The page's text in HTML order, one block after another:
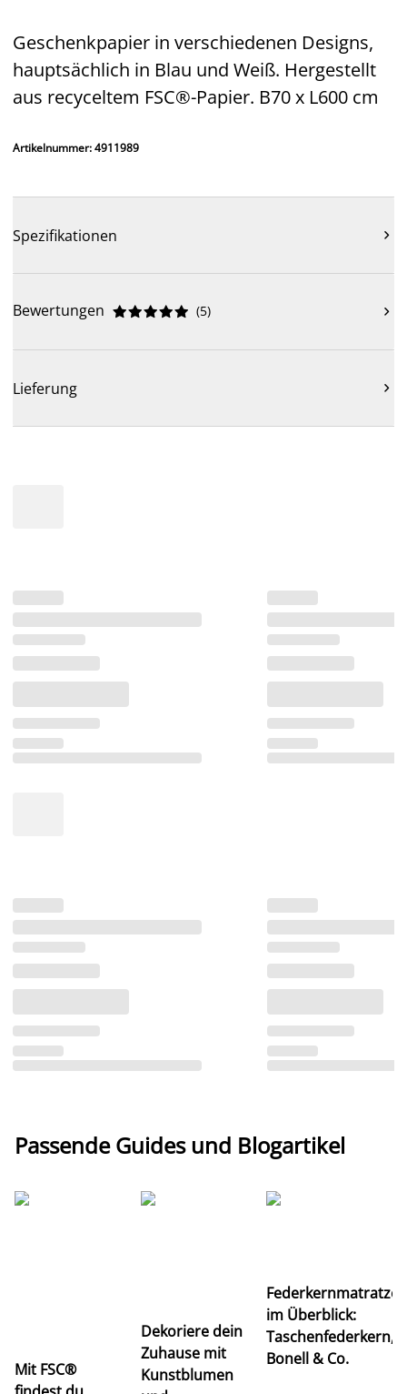
Geschenkpapier in verschiedenen Designs,
hauptsächlich in Blau und Weiß. Hergestellt
aus recyceltem FSC®-Papier. B70 x L600 cm
Artikelnummer: 4911989
Spezifikationen 
Bewertungen 




 (5) 
Lieferung 
Passende Guides und Blogartikel
Mit FSC®
Dekoriere dein
Zuhause mit
Kunstblumen
im Überblick:
Taschenfederkern,
Bonell & Co.